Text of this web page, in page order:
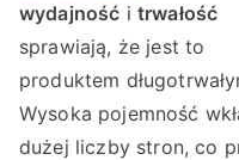
wydajność i trwałość
sprawiają, że jest to
produktem
Wysoka pojemność
dużej liczby stron, co